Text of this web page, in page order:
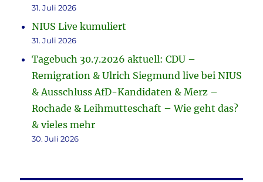
31. Juli 2026
NIUS Live kumuliert
31. Juli 2026
Tagebuch 30.7.2026 aktuell: CDU –
Remigration & Ulrich Siegmund live bei NIUS
& Ausschluss AfD-Kandidaten & Merz –
Rochade & Leihmutteschaft – Wie geht das?
& vieles mehr
30. Juli 2026